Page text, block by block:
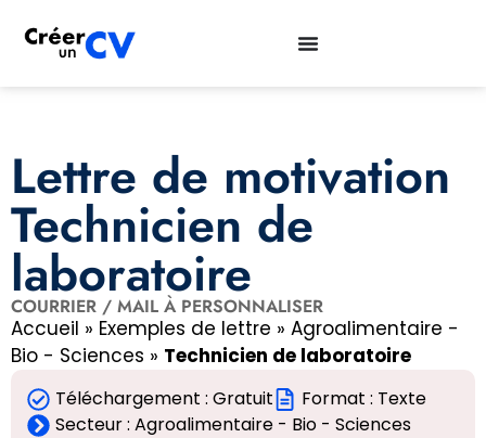
Lettre de motivation
Technicien de
laboratoire
COURRIER / MAIL À PERSONNALISER
Accueil » Exemples de lettre » Agroalimentaire -
Bio - Sciences » Technicien de laboratoire
Téléchargement : Gratuit
Format : Texte
Secteur : Agroalimentaire - Bio - Sciences